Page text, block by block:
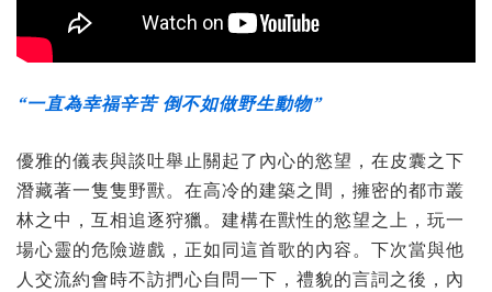
“一直為幸福辛苦 倒不如做野生動物”
優雅的儀表與談吐舉止關起了內心的慾望，在皮囊之下
潛藏著一隻隻野獸。在高冷的建築之間，擁密的都市叢
林之中，互相追逐狩獵。建構在獸性的慾望之上，玩一
場心靈的危險遊戲，正如同這首歌的內容。下次當與他
人交流約會時不訪捫心自問一下，禮貌的言詞之後，內